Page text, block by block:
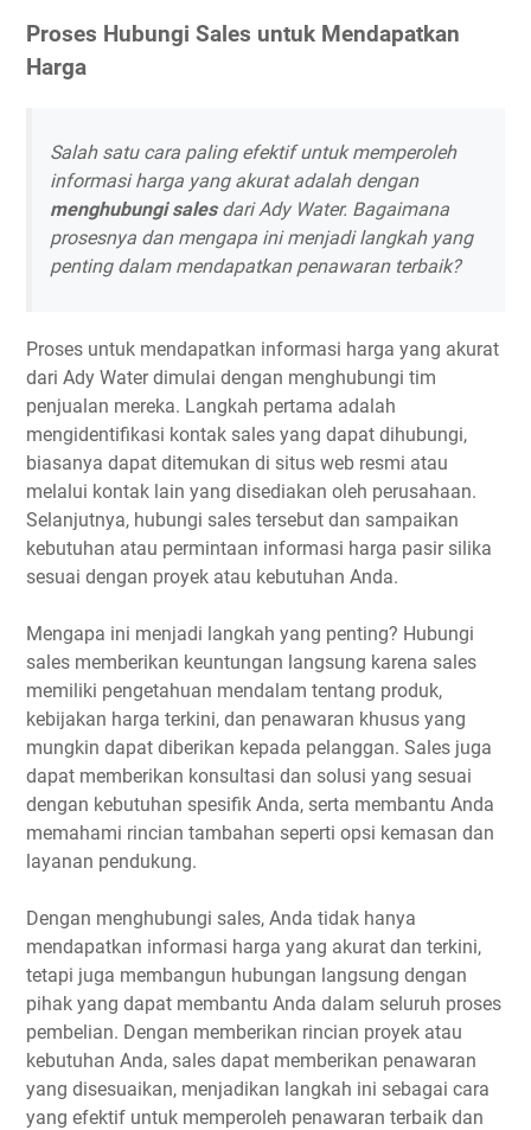
Proses Hubungi Sales untuk Mendapatkan
Harga
Salah satu cara paling efektif untuk memperoleh
informasi harga yang akurat adalah dengan
menghubungi salesdari Ady Water. Bagaimana
prosesnya dan mengapa ini menjadi langkah yang
penting dalam mendapatkan penawaran terbaik?
Proses untuk mendapatkan informasi harga yang akurat
dari Ady Water dimulai dengan menghubungi tim
penjualan mereka. Langkah pertama adalah
mengidentifikasi kontak sales yang dapat dihubungi,
biasanya dapat ditemukan di situs web resmi atau
melalui kontak lain yang disediakan oleh perusahaan.
Selanjutnya, hubungi sales tersebut dan sampaikan
kebutuhan atau permintaan informasi harga pasir silika
sesuai dengan proyek atau kebutuhan Anda.
Mengapa ini menjadi langkah yang penting? Hubungi
sales memberikan keuntungan langsung karena sales
memiliki pengetahuan mendalam tentang produk,
kebijakan harga terkini, dan penawaran khusus yang
mungkin dapat diberikan kepada pelanggan. Sales juga
dapat memberikan konsultasi dan solusi yang sesuai
dengan kebutuhan spesifik Anda, serta membantu Anda
memahami rincian tambahan seperti opsi kemasan dan
layanan pendukung.
Dengan menghubungi sales, Anda tidak hanya
mendapatkan informasi harga yang akurat dan terkini,
tetapi juga membangun hubungan langsung dengan
pihak yang dapat membantu Anda dalam seluruh proses
pembelian. Dengan memberikan rincian proyek atau
kebutuhan Anda, sales dapat memberikan penawaran
yang disesuaikan, menjadikan langkah ini sebagai cara
yang efektif untuk memperoleh penawaran terbaik dan